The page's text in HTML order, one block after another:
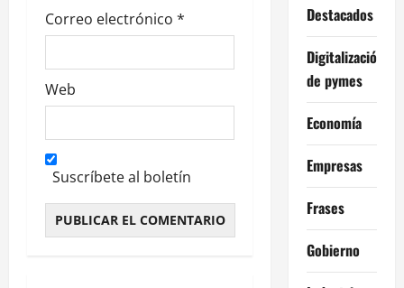
Correo electrónico *
Web
Suscríbete al boletín
Destacados
Digitalización
de pymes
Economía
Empresas
Frases
Gobierno